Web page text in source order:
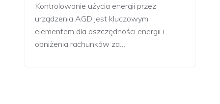
Kontrolowanie użycia energii przez
urządzenia AGD jest kluczowym
elementem dla oszczędności energii i
obniżenia rachunków za…